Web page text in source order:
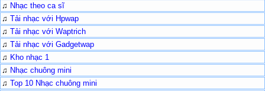
♫ Nhạc theo ca sĩ
♫ Tải nhạc với Hpwap
♫ Tải nhạc với Waptrich
♫ Tải nhạc với Gadgetwap
♫ Kho nhạc 1
♫ Nhạc chuông mini
♫ Top 10 Nhạc chuông mini